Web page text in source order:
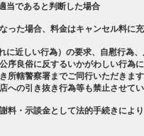
当であると判断した場合
った場合、料金はキャンセル料に
に近しい行為）の要求、自慰行為
序良俗に反するいかがわしい行為
所轄警察署までご同行いただきま
への引き抜き行為等も禁止させて
料・示談金として法的手続きによ